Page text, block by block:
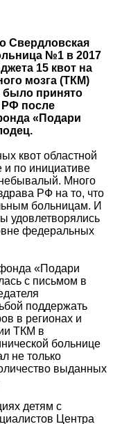
Свердловская
№1 в 2017
15 квот на
мозга (ТКМ)
принято
РФ после
«Подари
квот областной
и по инициативе
небывалый. Много
РФ на то, что
больницам. И
удовлетворялись
федеральных
«Подари
с письмом в
поддержать
в регионах и
ТКМ в
больнице
не только
выданных
детям с
Центра